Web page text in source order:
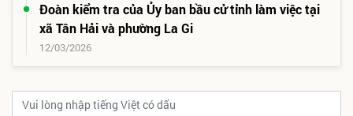
Đoàn kiểm tra của Ủy ban bầu cử tỉnh làm việc tại
xã Tân Hải và phường La Gi
12/03/2026